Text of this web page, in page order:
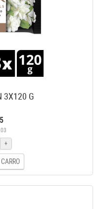
3X120 G
+